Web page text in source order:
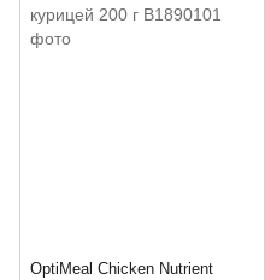
OptiMeal Chicken Nutrient